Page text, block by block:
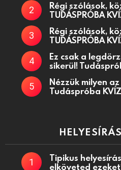
Régi szólások,
TUDÁSPRÓBA
Régi szólások,
TUDÁSPRÓBA
Ez csak a
sikerül!
Nézzük milyen
Tudáspróba KVÍZ
Tipikus
elköveted